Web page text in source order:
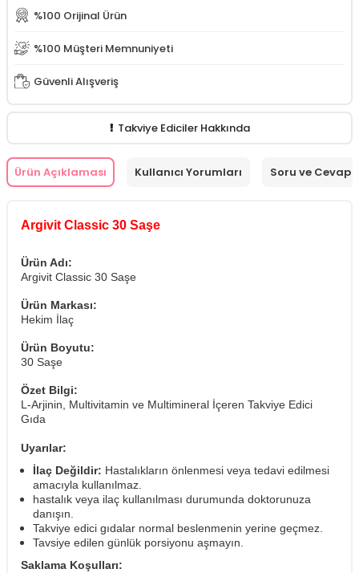
%100 Orijinal Ürün
%100 Müşteri Memnuniyeti
Güvenli Alışveriş
Takviye Ediciler Hakkında
Ürün Açıklaması Kullanıcı Yorumları Soru ve Cevap
Argivit Classic 30 Saşe
Ürün Adı:
Argivit Classic 30 Saşe
Ürün Markası:
Hekim İlaç
Ürün Boyutu:
30 Saşe
Özet Bilgi:
L-Arjinin, Multivitamin ve Multimineral İçeren Takviye Edici
Gıda
Uyarılar:
İlaç Değildir: Hastalıkların önlenmesi veya tedavi edilmesi
amacıyla kullanılmaz.
hastalık veya ilaç kullanılması durumunda doktorunuza
danışın.
Takviye edici gıdalar normal beslenmenin yerine geçmez.
Tavsiye edilen günlük porsiyonu aşmayın.
Saklama Koşulları: